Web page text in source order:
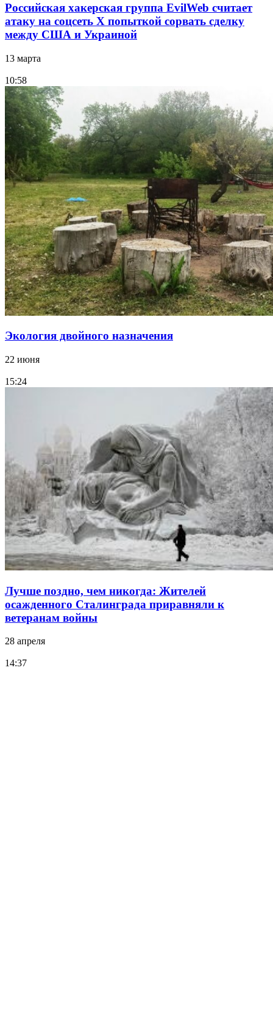
Российская хакерская группа EvilWeb считает
атаку на соцсеть Х попыткой сорвать сделку
между США и Украиной
13 марта
10:58
Экология двойного назначения
22 июня
15:24
Лучше поздно, чем никогда: Жителей
осажденного Сталинграда приравняли к
ветеранам войны
28 апреля
14:37